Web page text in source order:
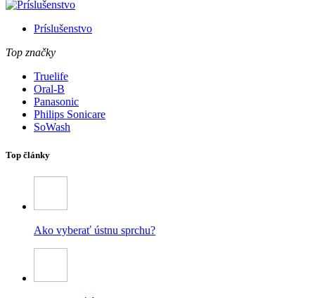
Príslušenstvo
Top značky
Truelife
Oral-B
Panasonic
Philips Sonicare
SoWash
Top články
Ako vyberať ústnu sprchu?